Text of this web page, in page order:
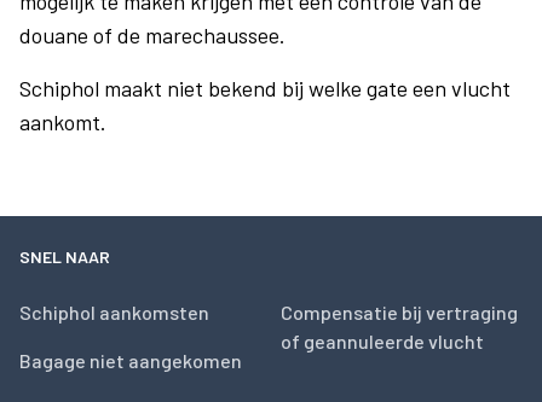
douane of de marechaussee.
Schiphol maakt niet bekend bij welke gate een vlucht
aankomt.
SNEL NAAR
Schiphol aankomsten
Bagage niet aangekomen
Compensatie bij vertraging
of geannuleerde vlucht